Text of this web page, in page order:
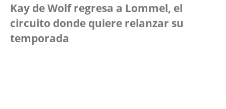
Kay de Wolf regresa a Lommel, el
circuito donde quiere relanzar su
temporada